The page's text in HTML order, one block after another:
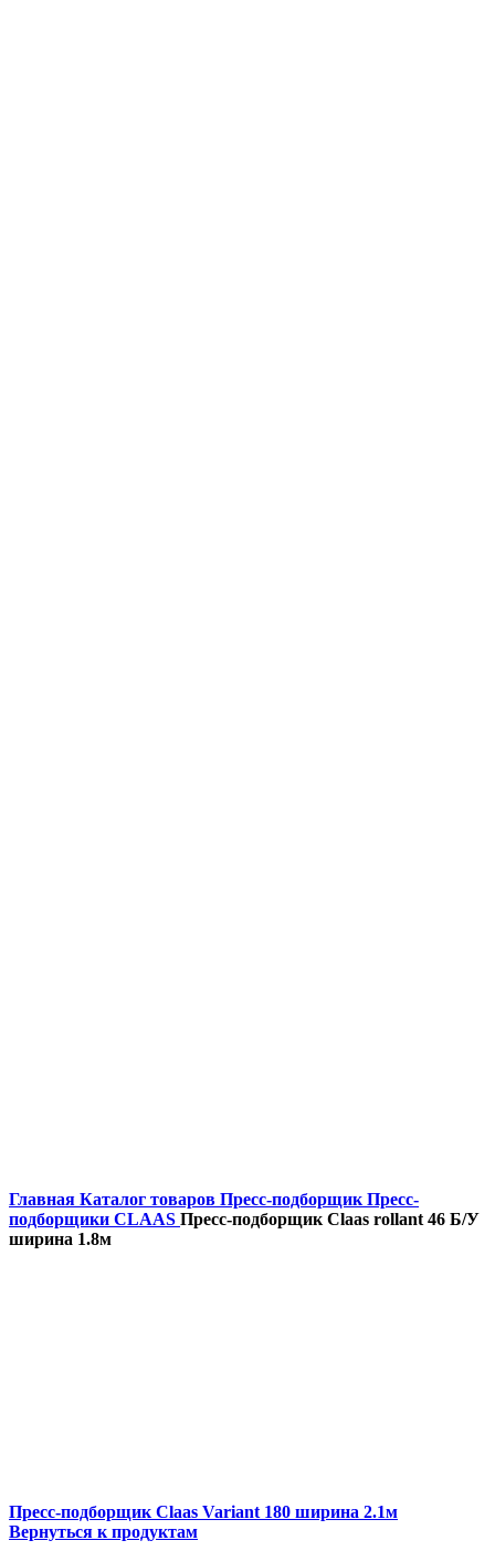
Главная Каталог товаров Пресс-подборщик Пресс-
подборщики CLAAS Пресс-подборщик Claas rollant 46 Б/У
ширина 1.8м
Пресс-подборщик Claas Variant 180 ширина 2.1м
Вернуться к продуктам